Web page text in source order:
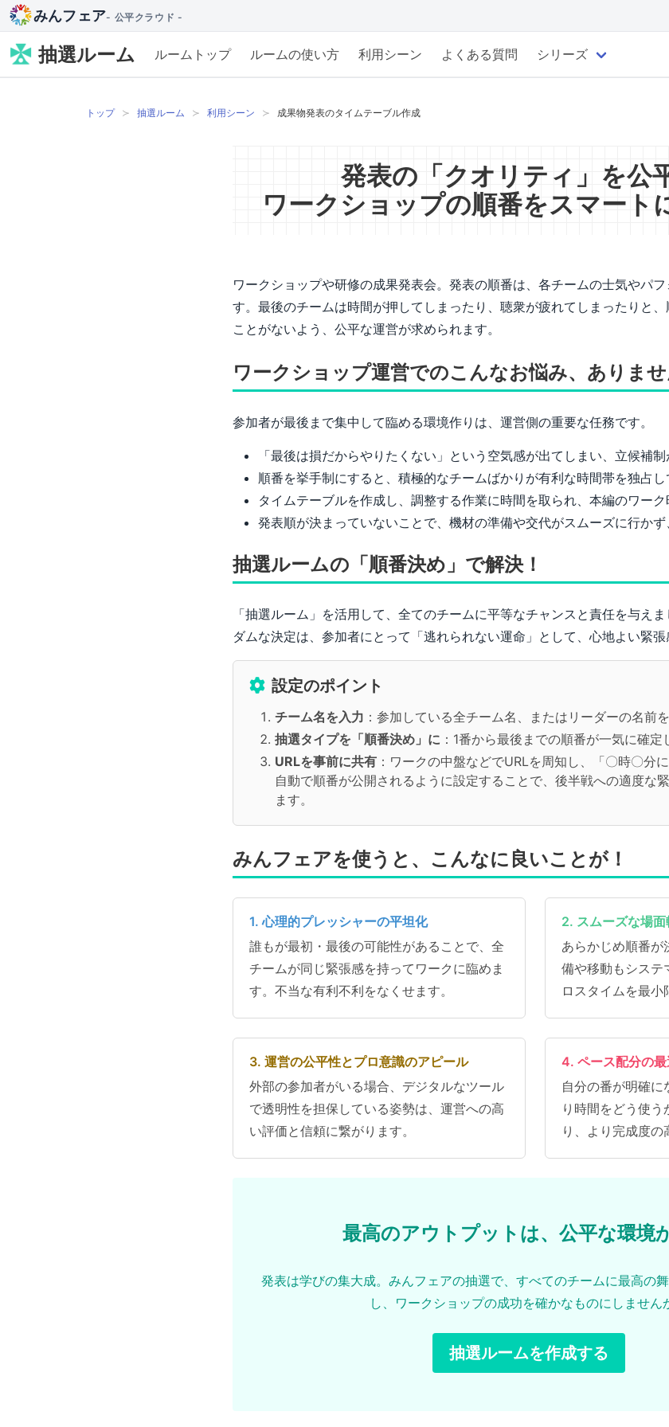
みんフェア- 公平クラウド -
抽選ルーム ルームトップ ルームの使い方 利用シーン よくある質問 シリーズ
トップ
抽選ルーム 利用シーン 成果物発表のタイムテーブル作成
発表の「クオリティ」を公
ワークショップの順番をスマート
ワークショップや研修の成果発表会。発表の順番は、各チームの士気やパ
す。最後のチームは時間が押してしまったり、聴衆が疲れてしまったりと
ことがないよう、公平な運営が求められます。
ワークショップ運営でのこんなお悩み、ありませ
参加者が最後まで集中して臨める環境作りは、運営側の重要な任務です。
「最後は損だからやりたくない」という空気感が出てしまい、立候補
順番を挙手制にすると、積極的なチームばかりが有利な時間帯を独占し
タイムテーブルを作成し、調整する作業に時間を取られ、本編のワー
発表順が決まっていないことで、機材の準備や交代がスムーズに行か
抽選ルームの「順番決め」で解決！
「抽選ルーム」を活用して、全てのチームに平等なチャンスと責任を与え
ダムな決定は、参加者にとって「逃れられない運命」として、心地よい緊張
設定のポイント
チーム名を入力 ：参加している全チーム名、またはリーダーの名前を
抽選タイプを「順番決め」に ：1番から最後までの順番が一気に確定
URLを事前に共有 ：ワークの中盤などでURLを周知し、「〇時〇分
自動で順番が公開されるように設定することで、後半戦への適度な
ます。
みんフェアを使うと、こんなに良いことが！
1. 心理的プレッシャーの平坦化
誰もが最初・最後の可能性があることで、全
チームが同じ緊張感を持ってワークに臨めま
す。不当な有利不利をなくせます。
2. スムーズな場
あらかじめ順番が
備や移動もシステ
ロスタイムを最小
3. 運営の公平性とプロ意識のアピール
外部の参加者がいる場合、デジタルなツール
で透明性を担保している姿勢は、運営への高
い評価と信頼に繋がります。
4. ペース配分の
自分の番が明確
り時間をどう使
り、より完成度の
最高のアウトプットは、公平な環境
発表は学びの集大成。みんフェアの抽選で、すべてのチームに最高の
し、ワークショップの成功を確かなものにしません
抽選ルームを作成する